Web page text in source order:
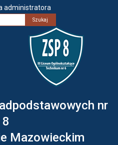
administratora
nr
8
Mazowieckim